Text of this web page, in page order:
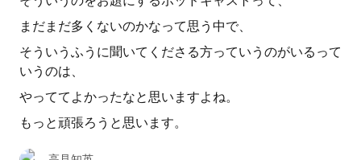
まだまだ多くないのかなって思う中で、
そういうふうに聞いてくださる方っていうのがいるって
いうのは、
やっててよかったなと思いますよね。
もっと頑張ろうと思います。